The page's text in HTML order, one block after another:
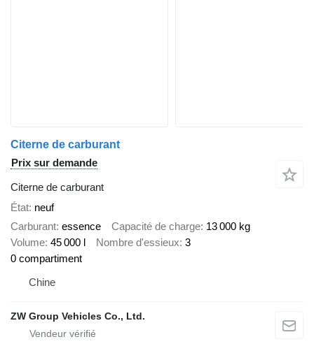
Citerne de carburant
Prix sur demande
Citerne de carburant
État neuf
Carburant essence Capacité de charge 13 000 kg
Volume 45 000 l Nombre d'essieux 3
0 compartiment
Chine
ZW Group Vehicles Co., Ltd.